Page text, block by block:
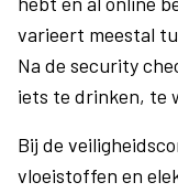
varieert meestal
Na de security
iets te drinken, te
Bij de
vloeistoffen en